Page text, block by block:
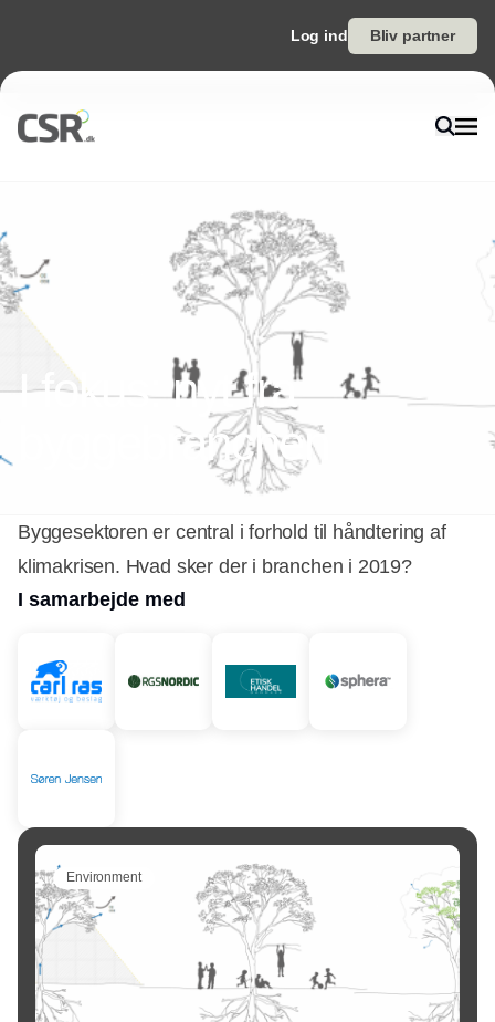
Log ind Bliv partner
I fokus: nyt fra
byggebranchen
Byggesektoren er central i forhold til håndtering af
klimakrisen. Hvad sker der i branchen i 2019?
I samarbejde med
Environment